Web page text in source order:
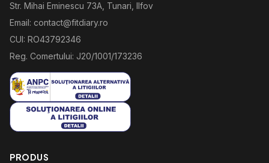
Str. Mihai Eminescu 73A, Tunari, Ilfov
Email: contact@fitdiary.ro
CUI: RO43792346
Reg. Comertului: J20/1001/173236
PRODUS